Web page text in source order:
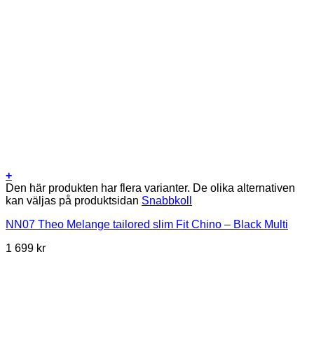
+
Den här produkten har flera varianter. De olika alternativen
kan väljas på produktsidan Snabbkoll
NN07 Theo Melange tailored slim Fit Chino – Black Multi
1 699 kr